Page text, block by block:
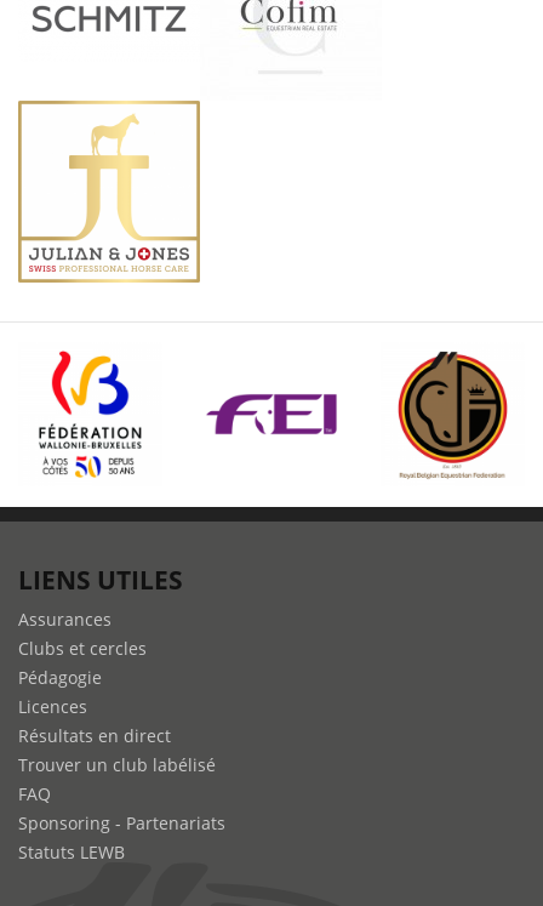
LIENS UTILES
Assurances
Clubs et cercles
Pédagogie
Licences
Résultats en direct
Trouver un club labélisé
FAQ
Sponsoring - Partenariats
Statuts LEWB